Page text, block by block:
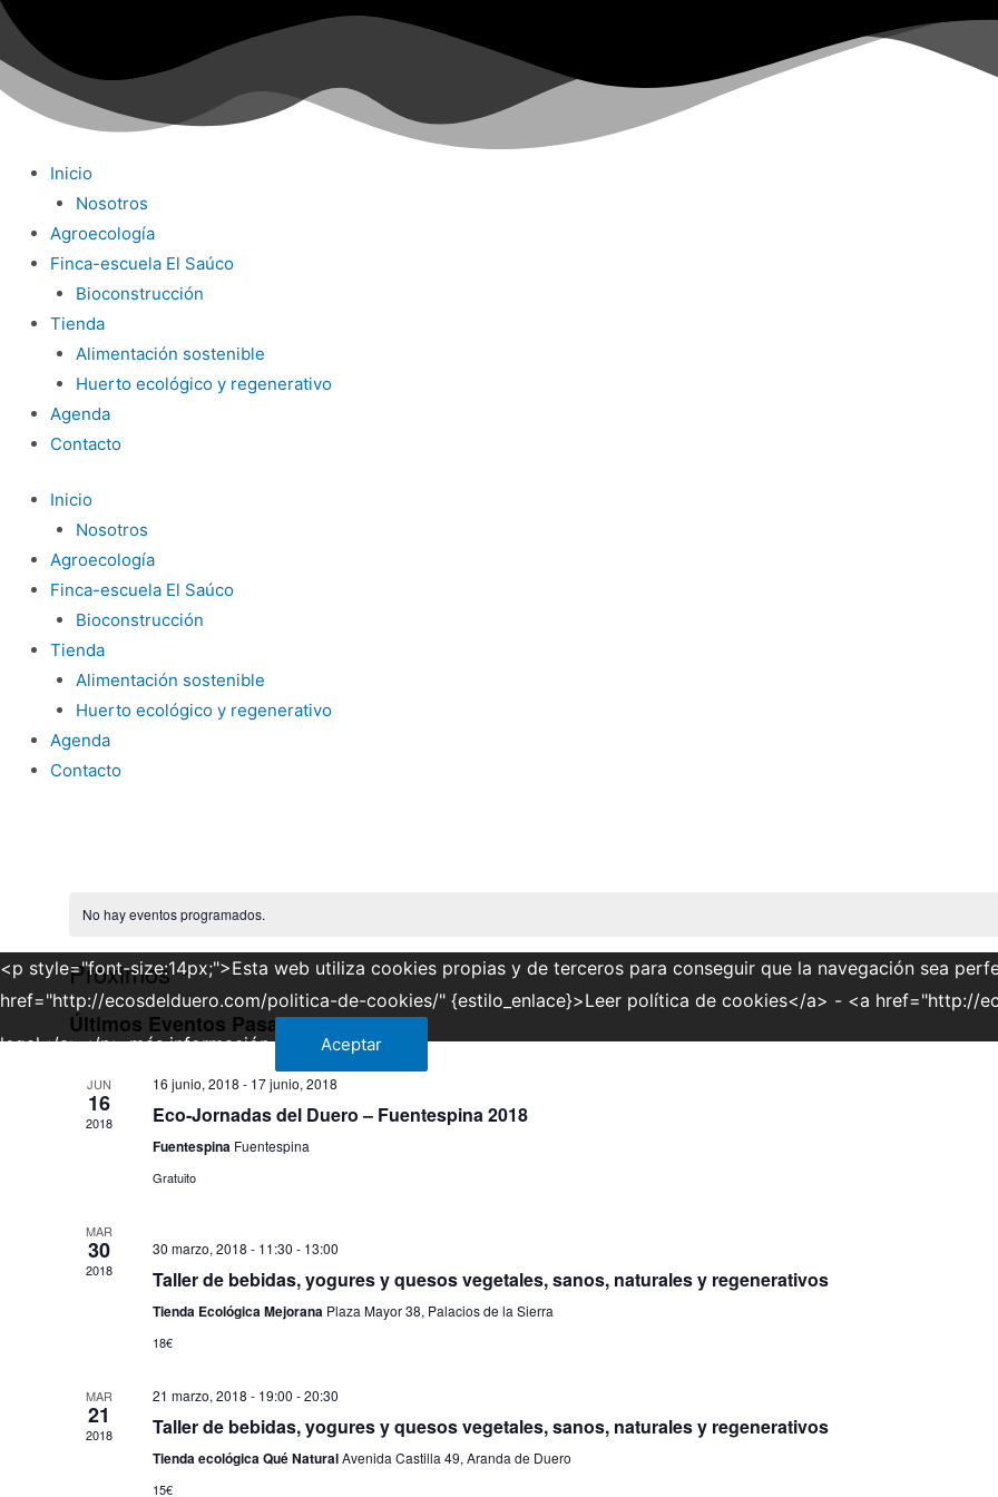
Ir
contenido
Inicio
Nosotros
Agroecología
Finca-escuela El Saúco
Bioconstrucción
Tienda
Alimentación sostenible
Huerto ecológico y regenerativo
Agenda
Contacto
Inicio
Nosotros
Agroecología
Finca-escuela El Saúco
Bioconstrucción
Tienda
Alimentación sostenible
Huerto ecológico y regenerativo
Agenda
Contacto
No hay eventos programados.
Próximos
Selecciona
la
Últimos Eventos Pasados
JUN
16
2018
16 junio, 2018 - 17 junio, 2018
Eco-Jornadas del Duero – Fuentespina 2018
Fuentespina Fuentespina
Gratuito
MAR
30
2018
30 marzo, 2018 - 11:30 - 13:00
Taller de bebidas, yogures y quesos vegetales, sanos, naturales y regenerativos
Tienda Ecológica Mejorana Plaza Mayor 38, Palacios de la Sierra
18€
MAR
21
2018
21 marzo, 2018 - 19:00 -20:30
Taller de bebidas, yogures y quesos vegetales, sanos, naturales y regenerativos
Tienda ecológica Qué NaturalAvenida Castilla 49, Aranda de Duero
15€
<p style="font-size:14px;">Esta web utiliza cookies propias y de terceros para conseguir que la navegación sea
href="http://ecosdelduero.com/politica-de-cookies/" {estilo_enlace}>Leer política de cookies</a> - <a href="http://
legal</a></p>más información Aceptar